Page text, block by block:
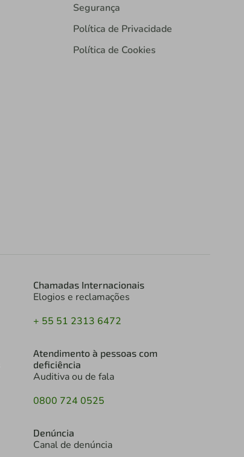
Segurança
Política de Privacidade
Política de Cookies
Chamadas Internacionais
Elogios e reclamações
+ 55 51 2313 6472
Atendimento à pessoas com
deficiência
Auditiva ou de fala
0800 724 0525
Denúncia
Canal de denúncia